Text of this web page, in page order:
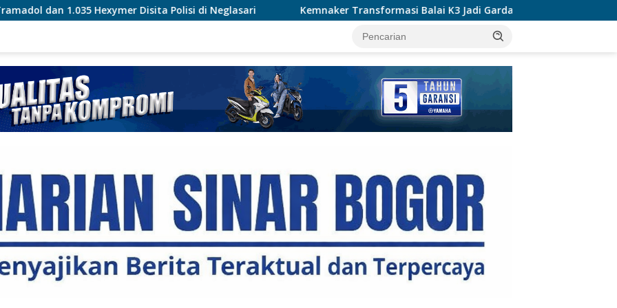
Hexymer Disita Polisi di Neglasari Kemnaker Transformasi Balai K3 Jadi Garda Terdepan Pencegahan Kecelakaan